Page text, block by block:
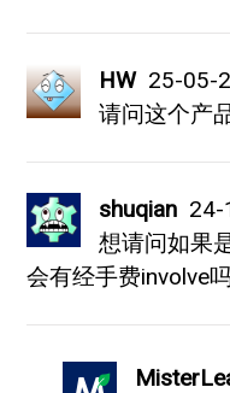
HW 25-05-
请问这个产
shuqian 24-
想请问如果
会有经手费involve